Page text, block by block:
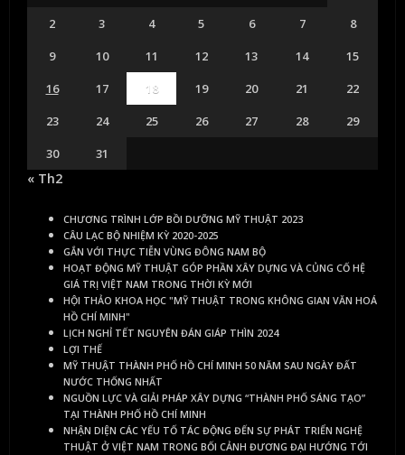
2
3 4 5 6 7
8
9
10 11 12 13 14
15
16
17 18 19 20 21
22
23
24 25 26 27 28
29
30
31
« Th2
CHƯƠNG TRÌNH LỚP BỒI DƯỠNG MỸ THUẬT 2023
CÂU LẠC BỘ NHIỆM KỲ 2020-2025
GẮN VỚI THỰC TIỄN VÙNG ĐÔNG NAM BỘ
HOẠT ĐỘNG MỸ THUẬT GÓP PHẦN XÂY DỰNG VÀ CỦNG CỐ HỆ
GIÁ TRỊ VIỆT NAM TRONG THỜI KỲ MỚI
HỘI THẢO KHOA HỌC "MỸ THUẬT TRONG KHÔNG GIAN VĂN HOÁ
HỒ CHÍ MINH"
LỊCH NGHỈ TẾT NGUYÊN ĐÁN GIÁP THÌN 2024
LỢI THẾ
MỸ THUẬT THÀNH PHỐ HỒ CHÍ MINH 50 NĂM SAU NGÀY ĐẤT
NƯỚC THỐNG NHẤT
NGUỒN LỰC VÀ GIẢI PHÁP XÂY DỰNG “THÀNH PHỐ SÁNG TẠO”
TẠI THÀNH PHỐ HỒ CHÍ MINH
NHẬN DIỆN CÁC YẾU TỐ TÁC ĐỘNG ĐẾN SỰ PHÁT TRIỂN NGHỆ
THUẬT Ở VIỆT NAM TRONG BỐI CẢNH ĐƯƠNG ĐẠI HƯỚNG TỚI